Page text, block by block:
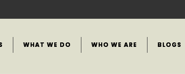
WHAT WE DO WHO WE ARE BLOGS